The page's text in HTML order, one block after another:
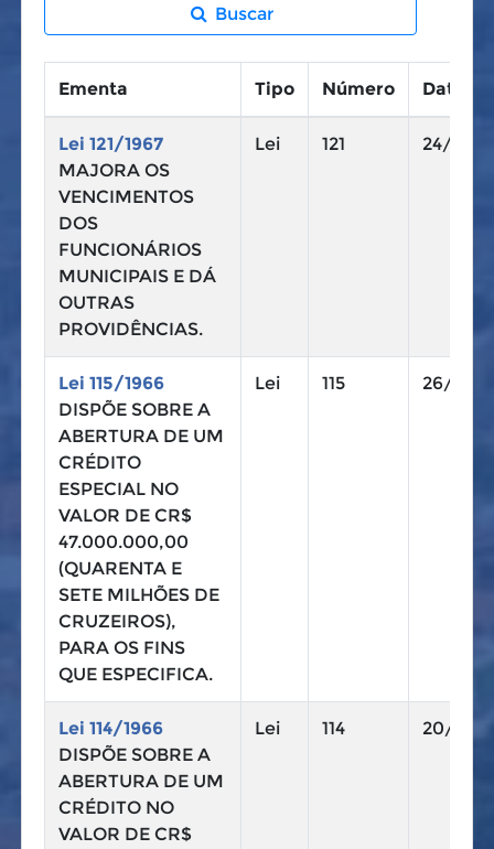
Buscar
Ementa Tipo Número Data
Lei 121/1967
MAJORA OS
VENCIMENTOS
DOS
FUNCIONÁRIOS
MUNICIPAIS E DÁ
OUTRAS
PROVIDÊNCIAS.
Lei 121 24/01/
Lei 115/1966
DISPÕE SOBRE A
ABERTURA DE UM
CRÉDITO
ESPECIAL NO
VALOR DE CR$
47.000.000,00
(QUARENTA E
SETE MILHÕES DE
CRUZEIROS),
PARA OS FINS
QUE ESPECIFICA.
Lei 115 26/12/
Lei 114/1966
DISPÕE SOBRE A
ABERTURA DE UM
CRÉDITO NO
VALOR DE CR$
Lei 114 20/12/